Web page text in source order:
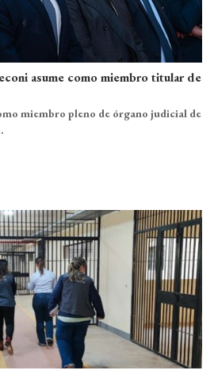
asume como miembro titular de
miembro pleno de órgano judicial de